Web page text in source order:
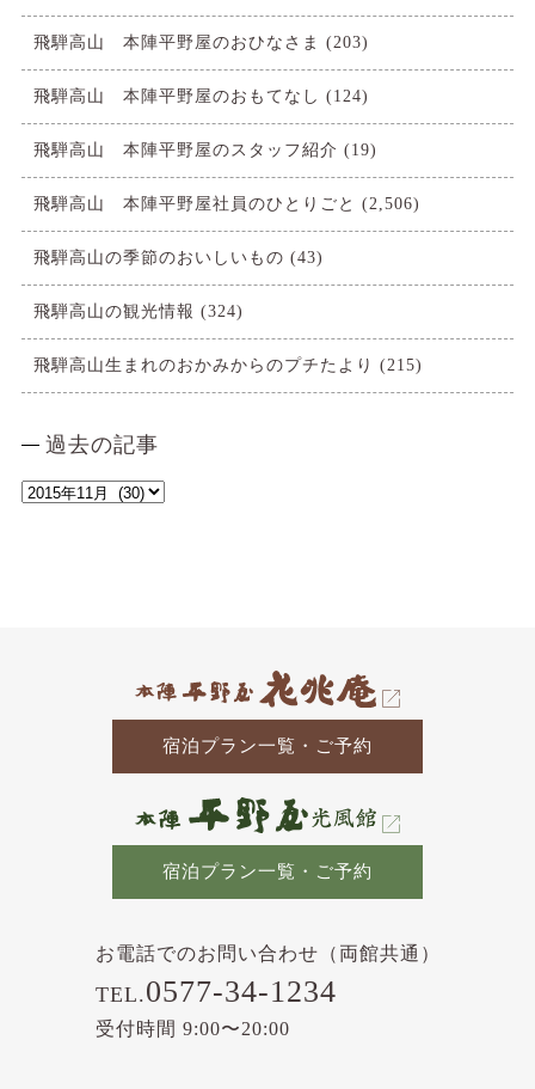
飛騨高山 本陣平野屋のおひなさま (203)
飛騨高山 本陣平野屋のおもてなし (124)
飛騨高山 本陣平野屋のスタッフ紹介 (19)
飛騨高山 本陣平野屋社員のひとりごと (2,506)
飛騨高山の季節のおいしいもの (43)
飛騨高山の観光情報 (324)
飛騨高山生まれのおかみからのプチたより (215)
過去の記事
過
宿泊プラン一覧・ご予約
宿泊プラン一覧・ご予約
お電話でのお問い合わせ（両館共通）
TEL.0577-34-1234
受付時間 9:00〜20:00